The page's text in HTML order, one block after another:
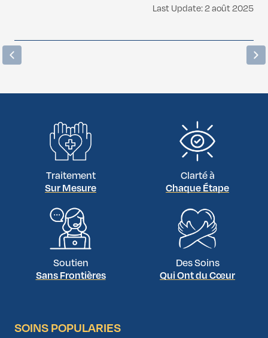
Last Update: 2 août 2025
Traitement
Sur Mesure
Clarté à
Chaque Étape
Soutien
Sans Frontières
Des Soins
Qui Ont du Cœur
SOINS POPULARIES